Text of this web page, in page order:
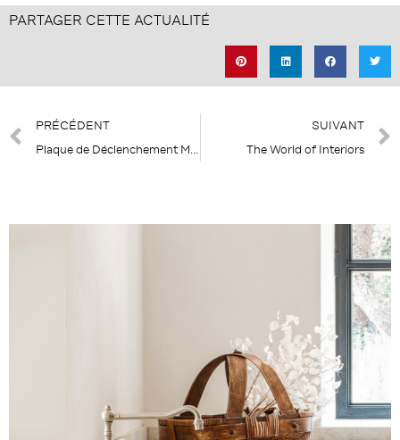
PARTAGER CETTE ACTUALITÉ
PRÉCÉDENT
SUIVANT
The World of Interiors